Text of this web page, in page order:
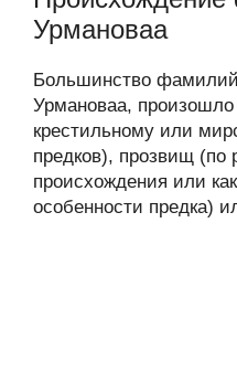
Урмановаа
Большинство
Урмановаа, произошло
крестильному или
предков), прозвищ (по
происхождения или
особенности предка)